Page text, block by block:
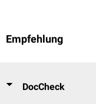
Empfehlung
DocCheck